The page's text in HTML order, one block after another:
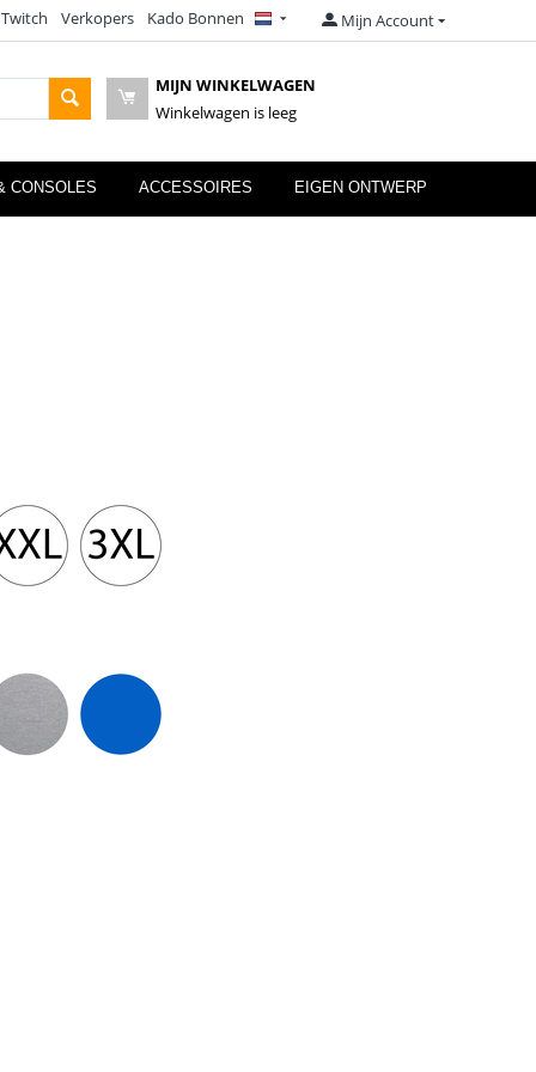
Mijn Account
Verkopers Kado Bonnen
MIJN WINKELWAGEN
Winkelwagen is leeg
CONSOLES ACCESSOIRES EIGEN ONTWERP